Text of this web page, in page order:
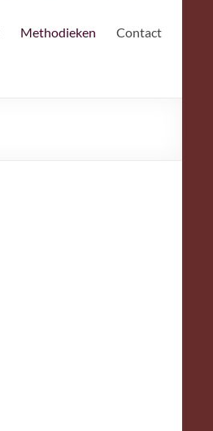
Methodieken Contact